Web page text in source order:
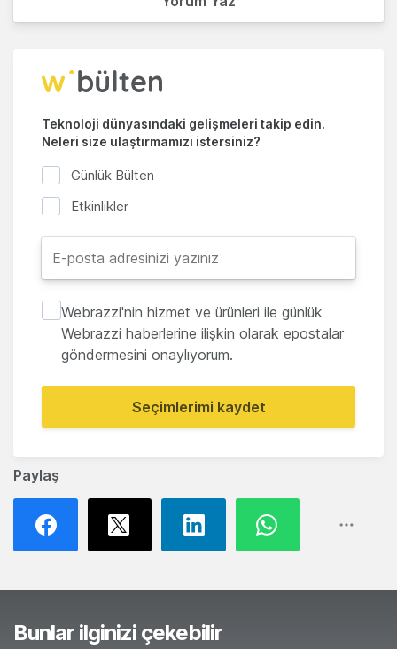
Paylaş
Teknoloji dünyasındaki gelişmeleri takip edin.
Neleri size ulaştırmamızı istersiniz?
Günlük Bülten
Etkinlikler
Webrazzi'nin hizmet ve ürünleri ile günlük
Webrazzi haberlerine ilişkin olarak epostalar
göndermesini onaylıyorum.
Seçimlerimi kaydet
Bunlar ilginizi çekebilir